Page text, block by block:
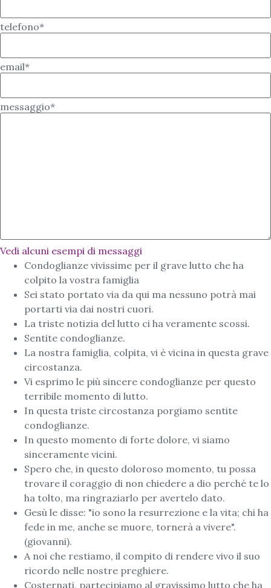
telefono*
email*
messaggio*
Vedi alcuni esempi di messaggi
Condoglianze vivissime per il grave lutto che ha
colpito la vostra famiglia
Sei stato portato via da qui ma nessuno potrà mai
portarti via dai nostri cuori.
La triste notizia del lutto ci ha veramente scossi.
Sentite condoglianze.
La nostra famiglia, colpita, vi è vicina in questa grave
circostanza.
Vi esprimo le più sincere condoglianze per questo
terribile momento di lutto.
In questa triste circostanza porgiamo sentite
condoglianze.
In questo momento di forte dolore, vi siamo
sinceramente vicini.
Spero che, in questo doloroso momento, tu possa
trovare il coraggio di non chiedere a dio perché te lo
ha tolto, ma ringraziarlo per avertelo dato.
Gesù le disse: "io sono la resurrezione e la vita; chi ha
fede in me, anche se muore, tornerà a vivere".
(giovanni).
A noi che restiamo, il compito di rendere vivo il suo
ricordo nelle nostre preghiere.
Costernati, partecipiamo al gravissimo lutto che ha